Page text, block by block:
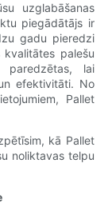
uzglabāšanas
piegādātājs ir
gadu pieredzi
palešu
paredzētas, lai
efektivitāti. No
Pallet
kā Pallet
noliktavas telpu